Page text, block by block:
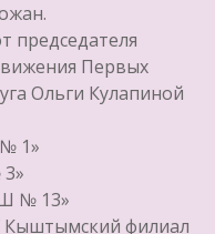
председателя
Первых
Ольги Кулапиной
1»
№ 13»
филиал